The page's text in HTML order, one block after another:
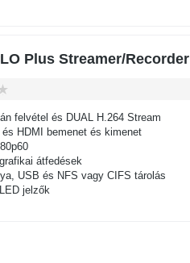
Plus Streamer/Recorder
felvétel és DUAL H.264 Stream
HDMI bemenet és kimenet
átfedések
USB és NFS vagy CIFS tárolás
jelzők